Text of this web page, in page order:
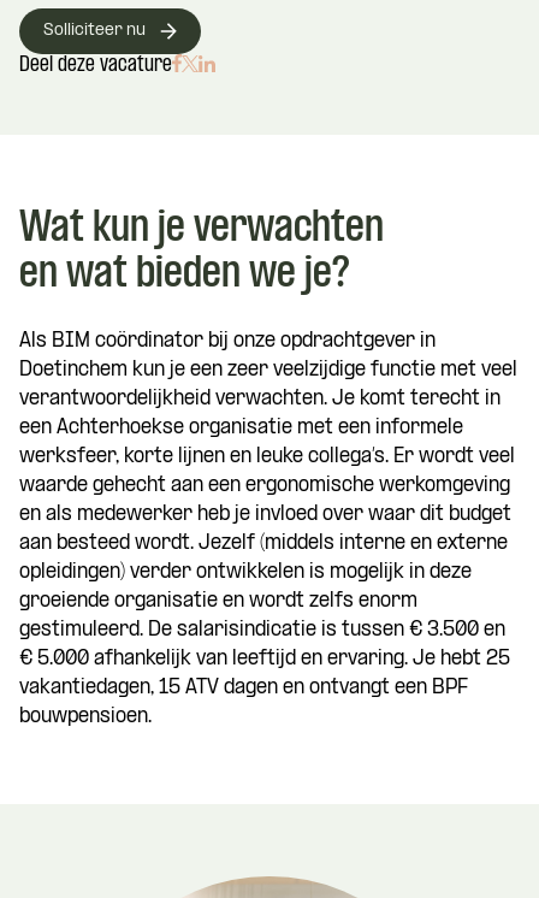
Deel deze vacature
Solliciteer nu
Wat kun je verwachten
en wat bieden we je?
Als BIM coördinator bij onze opdrachtgever in
Doetinchem kun je een zeer veelzijdige functie met veel
verantwoordelijkheid verwachten. Je komt terecht in
een Achterhoekse organisatie met een informele
werksfeer, korte lijnen en leuke collega’s. Er wordt veel
waarde gehecht aan een ergonomische werkomgeving
en als medewerker heb je invloed over waar dit budget
aan besteed wordt. Jezelf (middels interne en externe
opleidingen) verder ontwikkelen is mogelijk in deze
groeiende organisatie en wordt zelfs enorm
gestimuleerd. De salarisindicatie is tussen € 3.500 en
€ 5.000 afhankelijk van leeftijd en ervaring. Je hebt 25
vakantiedagen, 15 ATV dagen en ontvangt een BPF
bouwpensioen.